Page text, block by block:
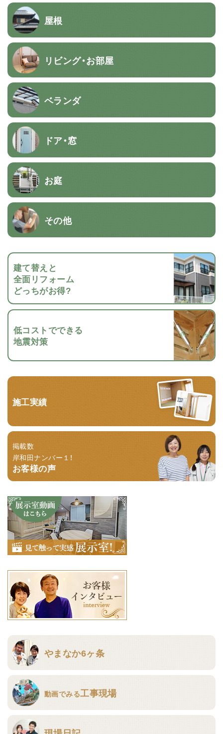
屋根
リビング・お部屋
ベランダ
ドア・窓
お庭
その他
建て替えと
全面リフォーム
どっちがお得?
低コストでできる
地震対策
施工実績
掲載数
岸和田ナンバー１！
お客様の声
やまなか6ヶ条
動画でみる工事現場